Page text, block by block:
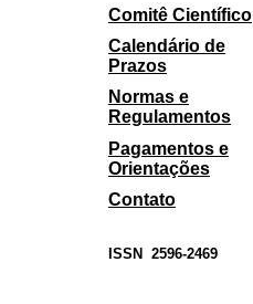
Comitê Científico
Calendário de
Prazos
Normas e
Regulamentos
Pagamentos e
Orientações
Contato
ISSN 2596-2469